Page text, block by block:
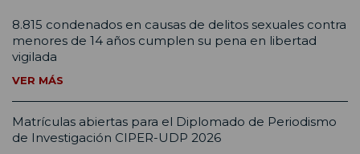
8.815 condenados en causas de delitos sexuales contra
menores de 14 años cumplen su pena en libertad
vigilada
VER MÁS
Matrículas abiertas para el Diplomado de Periodismo
de Investigación CIPER-UDP 2026